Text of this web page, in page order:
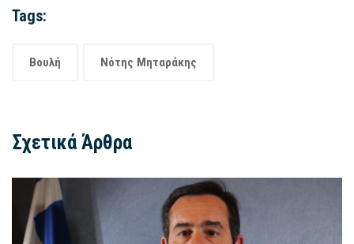
Tags:
Βουλή Νότης Μηταράκης
Σχετικά Άρθρα